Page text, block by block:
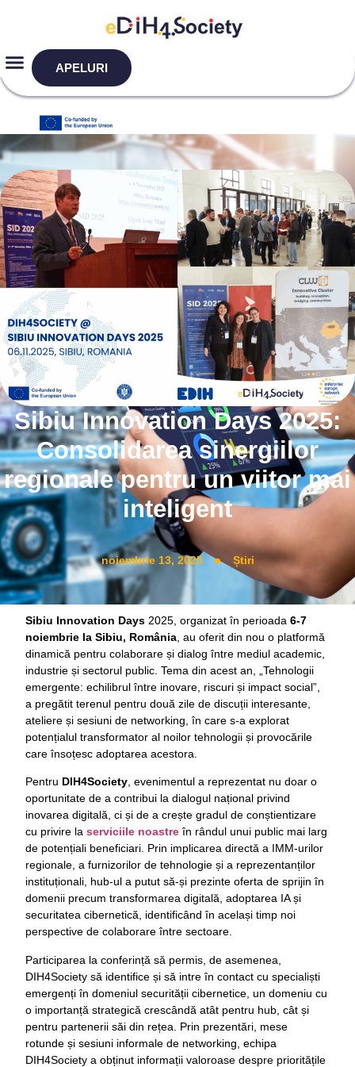
APELURI
Sibiu Innovation Days 2025:
Consolidarea sinergiilor
regionale pentru un viitor mai
inteligent
noiembrie 13, 2025 Știri
Sibiu Innovation Days 2025, organizat în perioada6-7
noiembrie la Sibiu, România , au oferit din nou o platformă
dinamică pentru colaborare și dialog între mediul academic,
industrie și sectorul public. Tema din acest an, „Tehnologii
emergente: echilibrul între inovare, riscuri și impact social”,
a pregătit terenul pentru două zile de discuții interesante,
ateliere și sesiuni de networking, în care s-a explorat
potențialul transformator al noilor tehnologii și provocările
care însoțesc adoptarea acestora.
Pentru DIH4Society, evenimentul a reprezentat nu doar o
oportunitate de a contribui la dialogul național privind
inovarea digitală, ci și de a crește gradul de conștientizare
cu privire laserviciile noastreîn rândul unui public mai larg
de potențiali beneficiari. Prin implicarea directă a IMM-urilor
regionale, a furnizorilor de tehnologie și a reprezentanților
instituționali, hub-ul a putut să-și prezinte oferta de sprijin în
domenii precum transformarea digitală, adoptarea IA și
securitatea cibernetică, identificând în același timp noi
perspective de colaborare între sectoare.
Participarea la conferință să permis, de asemenea,
DIH4Society să identifice și să intre în contact cu specialiști
emergenți în domeniul securității cibernetice, un domeniu cu
o importanță strategică crescândă atât pentru hub, cât și
pentru partenerii săi din rețea. Prin prezentări, mese
rotunde și sesiuni informale de networking, echipa
DIH4Society a obținut informații valoroase despre prioritățile